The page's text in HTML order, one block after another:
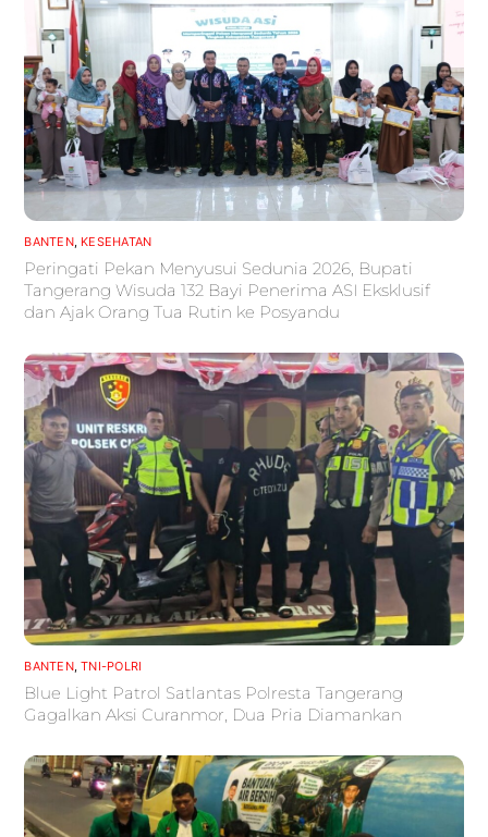
BANTEN, KESEHATAN
Peringati Pekan Menyusui Sedunia 2026, Bupati
Tangerang Wisuda 132 Bayi Penerima ASI Eksklusif
dan Ajak Orang Tua Rutin ke Posyandu
BANTEN,TNI-POLRI
Blue Light Patrol Satlantas Polresta Tangerang
Gagalkan Aksi Curanmor, Dua Pria Diamankan